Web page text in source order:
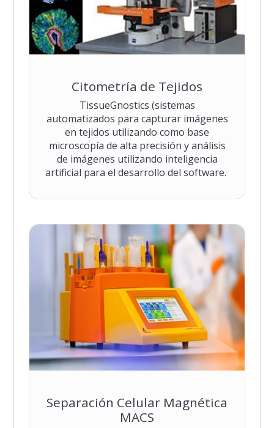
Citometría de Tejidos
TissueGnostics (sistemas
automatizados para capturar imágenes
en tejidos utilizando como base
microscopía de alta precisión y análisis
de imágenes utilizando inteligencia
artificial para el desarrollo del software.
Separación Celular Magnética
MACS